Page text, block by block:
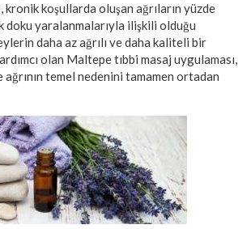
kronik koşullarda oluşan ağrıların yüzde
doku yaralanmalarıyla ilişkili olduğu
daha az ağrılı ve daha kaliteli bir
olan Maltepe tıbbi masaj uygulaması,
ağrının temel nedenini tamamen ortadan